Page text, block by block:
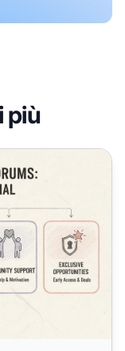
più
Benefici e